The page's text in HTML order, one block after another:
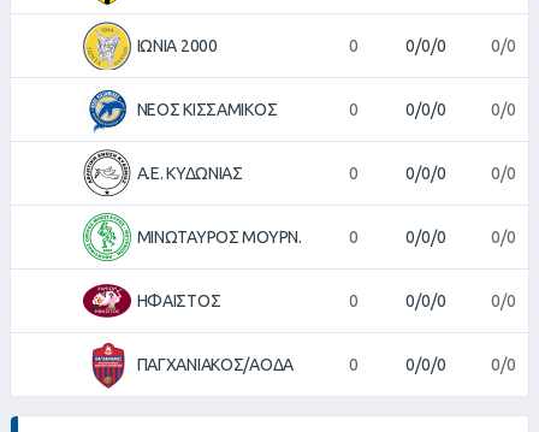
ΙΩΝΙΑ 2000 0 0/0/0 0/0
ΝΕΟΣ ΚΙΣΣΑΜΙΚΟΣ 0 0/0/0 0/0
Α.Ε. ΚΥΔΩΝΙΑΣ 0 0/0/0 0/0
ΜΙΝΩΤΑΥΡΟΣ ΜΟΥΡΝ. 0 0/0/0 0/0
ΗΦΑΙΣΤΟΣ 0 0/0/0 0/0
ΠΑΓΧΑΝΙΑΚΟΣ/ΑΟΔΑ 0 0/0/0 0/0